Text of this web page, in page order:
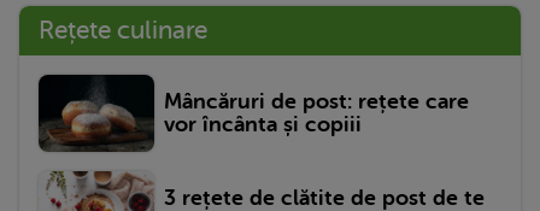
Rețete culinare
Mâncăruri de post: rețete care
vor încânta și copiii
3 rețete de clătite de post de te